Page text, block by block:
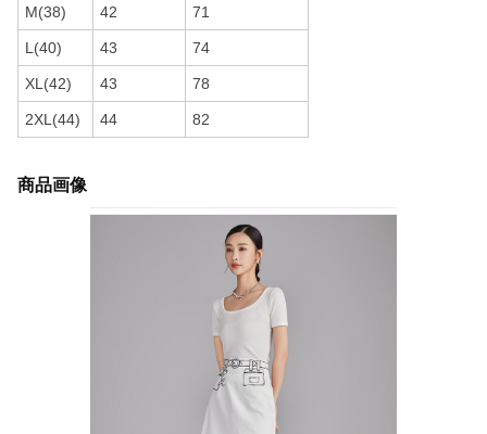
M(38) 42 71
L(40) 43 74
XL(42) 43 78
2XL(44) 44 82
商品画像